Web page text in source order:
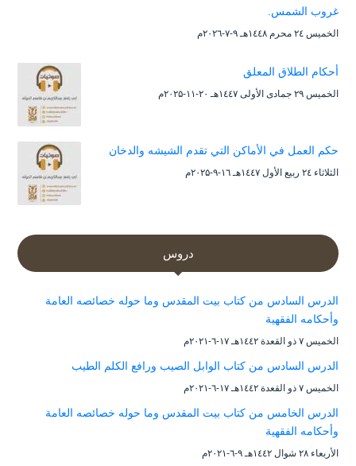
غروب الشمس.
الخميس ۲٤ محرم ۱٤٤۸هـ ۹-۷-۲۰۲٦م
أحكام الطلاق المعلق
الخميس ۲۹ جمادى الأولى ۱٤٤۷هـ ۲۰-۱۱-۲۰۲۵م
حكم العمل في الأماكن التي تقدم الشيشه والدخان
الثلاثاء ۲٤ ربيع الأول ۱٤٤۷هـ ۱٦-۹-۲۰۲۵م
دروس
الدرس السادس من كتاب بيت المقدس وما حوله خصائصه العامة
وأحكامه الفقهية
الخميس ۷ ذو القعدة ۱٤٤۲هـ ۱۷-٦-۲۰۲۱م
الدرس السادس من كتاب الوابل الصيب ورافع الكلم الطيب
الخميس ۷ ذو القعدة ۱٤٤۲هـ ۱۷-٦-۲۰۲۱م
الدرس الخامس من كتاب بيت المقدس وما حوله خصائصه العامة
وأحكامه الفقهية
الأربعاء ۲۸ شوال ۱٤٤۲هـ ۹-٦-۲۰۲۱م